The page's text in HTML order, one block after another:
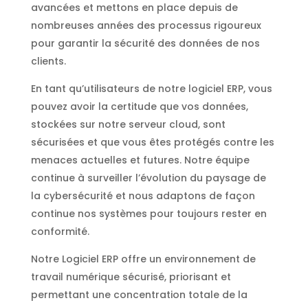
avancées et mettons en place depuis de
nombreuses années des processus rigoureux
pour garantir la sécurité des données de nos
clients.
En tant qu’utilisateurs de notre logiciel ERP, vous
pouvez avoir la certitude que vos données,
stockées sur notre serveur cloud, sont
sécurisées et que vous êtes protégés contre les
menaces actuelles et futures. Notre équipe
continue à surveiller l’évolution du paysage de
la cybersécurité et nous adaptons de façon
continue nos systèmes pour toujours rester en
conformité.
Notre Logiciel ERP offre un environnement de
travail numérique sécurisé, priorisant et
permettant une concentration totale de la